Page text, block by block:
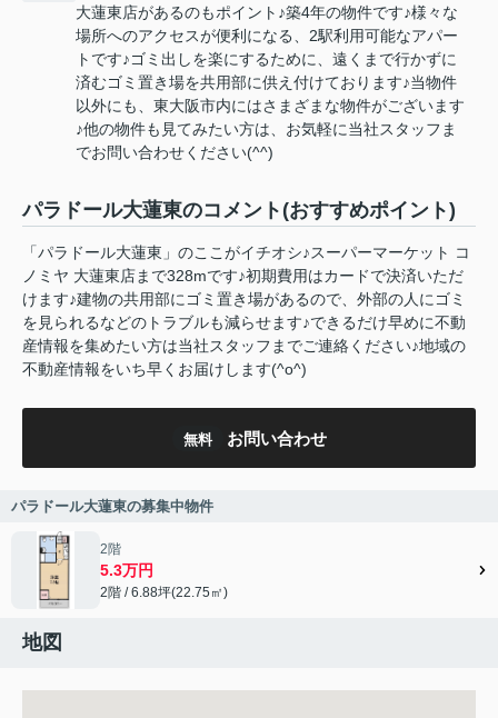
大蓮東店があるのもポイント♪築4年の物件です♪様々な
場所へのアクセスが便利になる、2駅利用可能なアパー
トです♪ゴミ出しを楽にするために、遠くまで行かずに
済むゴミ置き場を共用部に供え付けております♪当物件
以外にも、東大阪市内にはさまざまな物件がございます
♪他の物件も見てみたい方は、お気軽に当社スタッフま
でお問い合わせください(^^)
パラドール大蓮東のコメント(おすすめポイント)
「パラドール大蓮東」のここがイチオシ♪スーパーマーケット コ
ノミヤ 大蓮東店まで328mです♪初期費用はカードで決済いただ
けます♪建物の共用部にゴミ置き場があるので、外部の人にゴミ
を見られるなどのトラブルも減らせます♪できるだけ早めに不動
産情報を集めたい方は当社スタッフまでご連絡ください♪地域の
不動産情報をいち早くお届けします(^o^)
無料 お問い合わせ
パラドール大蓮東の募集中物件
2階
5.3万円
2階 / 6.88坪(22.75㎡)
地図